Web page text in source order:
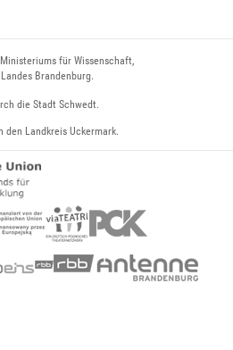
für Wissenschaft,
Brandenburg.
die Stadt Schwedt.
den Landkreis Uckermark.